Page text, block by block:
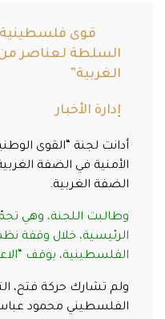
قوى فلسطينية
السلطة لعناصر
الغربية”
إدارة الأخبار
أدانت لجنة “القوى
الأمنية في الضفة
الضفة الغربية.
وطالبت اللجنة، وهي
الرئيسية، خلال وقفة
الفلسطينية، بوقف
ولم تشارك حركة فتح،
الفلسطيني محمود